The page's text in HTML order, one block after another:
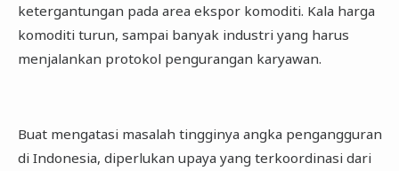
ketergantungan pada area ekspor komoditi. Kala harga
komoditi turun, sampai banyak industri yang harus
menjalankan protokol pengurangan karyawan.
Buat mengatasi masalah tingginya angka pengangguran
di Indonesia, diperlukan upaya yang terkoordinasi dari